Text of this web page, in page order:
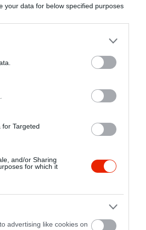
your data for below specified purposes
Targeted
and/or Sharing
for which it
advertising like cookies on
meg vagyunk elégedve. Mindig